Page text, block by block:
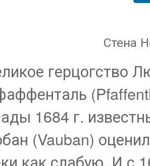
Стена
герцогство
1684 г.
(Vauban)